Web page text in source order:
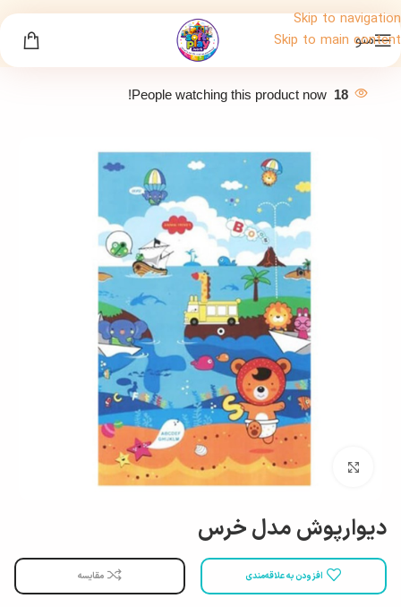
Skip to navigation
Skip to main content
منو
18
People watching this product now!
بزرگ نمایی
دیوارپوش مدل خرس
افزودن به علاقه‌مندی مقایسه